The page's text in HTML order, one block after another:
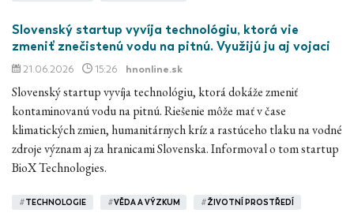
Slovenský startup vyvíja technológiu, ktorá vie
zmeniť znečistenú vodu na pitnú. Využijú ju aj vojaci
21.06.2026 15:26 hnonline.sk
Slovenský startup vyvíja technológiu, ktorá dokáže zmeniť
kontaminovanú vodu na pitnú. Riešenie môže mať v čase
klimatických zmien, humanitárnych kríz a rastúceho tlaku na vodné
zdroje význam aj za hranicami Slovenska. Informoval o tom startup
BioX Technologies.
#TECHNOLOGIE #VĚDA A VÝZKUM #ŽIVOTNÍ PROSTŘEDÍ